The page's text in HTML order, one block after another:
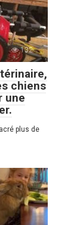
132
chiens
une
plus de